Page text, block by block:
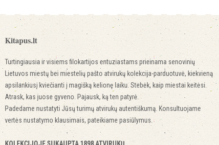
Kitapus.lt
Turtingiausia ir visiems filokartijos entuziastams prieinama senovinių
Lietuvos miestų bei miestelių pašto atvirukų kolekcija-parduotuvė, kiekvieną
apsilankiusį kviečianti į magišką kelionę laiku. Stebėk, kaip miestai keitėsi.
Atrask, kas juose gyveno. Pajausk, ką ten patyrė.
Padedame nustatyti Jūsų turimų atvirukų autentiškumą. Konsultuojame
vertės nustatymo klausimais, pateikiame pasiūlymus.